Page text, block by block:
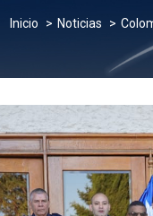
DE
AYUDA
A
LA
Inicio Noticias